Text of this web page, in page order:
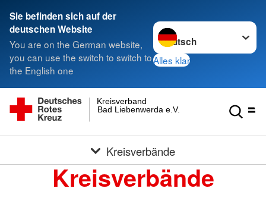
Sie befinden sich auf der
deutschen Website
You are on the German website,
you can use the switch to switch to
the English one
Sprache wechseln zu
Alles klar
Bad Liebenwerda e.V.
Kreisverband
Kreisverbände
Kreisverbände